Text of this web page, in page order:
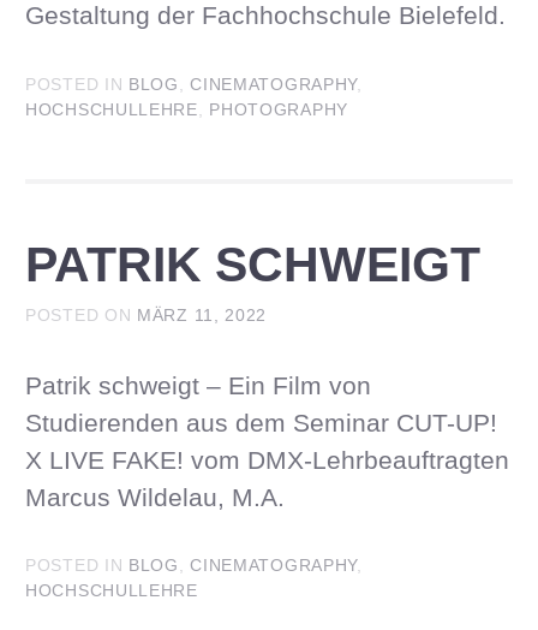
Gestaltung der Fachhochschule Bielefeld.
POSTED IN BLOG ,CINEMATOGRAPHY,
HOCHSCHULLEHRE
PHOTOGRAPHY
PATRIK SCHWEIGT
POSTED ON MÄRZ 11, 2022
Patrik schweigt – Ein Film von
Studierenden aus dem Seminar CUT-UP!
X LIVE FAKE! vom DMX-Lehrbeauftragten
Marcus Wildelau, M.A.
POSTED IN BLOG ,CINEMATOGRAPHY,
HOCHSCHULLEHRE